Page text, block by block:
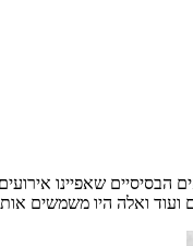
הבסיסיים שאפיינו
ועוד ואלה היו משמשים